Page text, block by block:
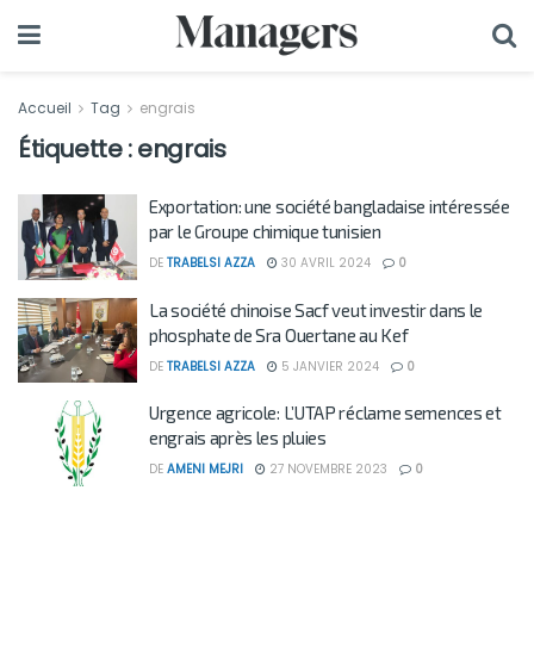
Accueil Tag engrais
Étiquette :engrais
Exportation: une société bangladaise intéressée
par le Groupe chimique tunisien
DE TRABELSI AZZA 30 AVRIL 2024 0
La société chinoise Sacf veut investir dans le
phosphate de Sra Ouertane au Kef
DE TRABELSI AZZA 5 JANVIER 2024 0
Urgence agricole: L’UTAP réclame semences et
engrais après les pluies
DE AMENI MEJRI 27 NOVEMBRE 2023 0